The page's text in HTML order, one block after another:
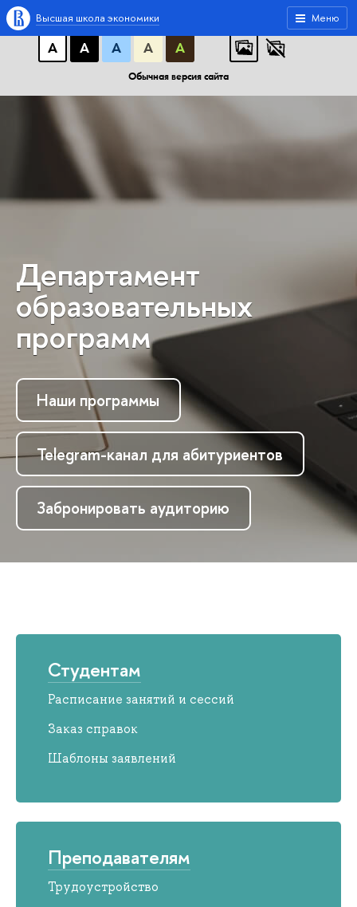
A A A АБB
АБB
А
А А А А
Обычная версия сайта
Меню
Высшая школа экономики
Департамент
образовательных
программ
Наши программы
Telegram-канал для абитуриентов
Забронировать аудиторию
Студентам
Расписание занятий и сессий
Заказ справок
Шаблоны заявлений
Преподавателям
Трудоустройство